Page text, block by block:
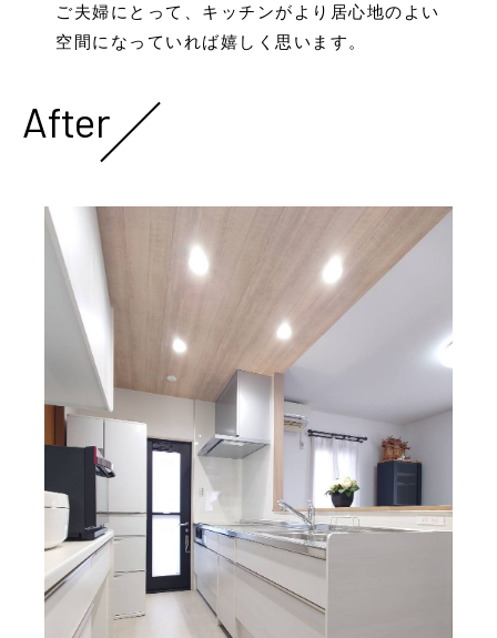
ご夫婦にとって、キッチンがより居心地のよい
空間になっていれば嬉しく思います。
After